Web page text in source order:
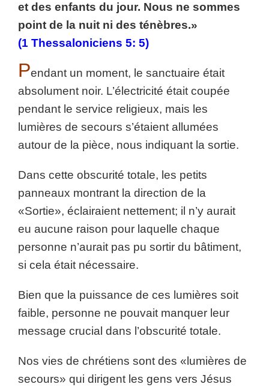
et des enfants du jour. Nous ne sommes
point de la nuit ni des ténèbres.»
(1 Thessaloniciens 5: 5)
Pendant un moment, le sanctuaire était
absolument noir. L’électricité était coupée
pendant le service religieux, mais les
lumières de secours s’étaient allumées
autour de la pièce, nous indiquant la sortie.
Dans cette obscurité totale, les petits
panneaux montrant la direction de la
«Sortie», éclairaient nettement; il n’y aurait
eu aucune raison pour laquelle chaque
personne n’aurait pas pu sortir du bâtiment,
si cela était nécessaire.
Bien que la puissance de ces lumières soit
faible, personne ne pouvait manquer leur
message crucial dans l’obscurité totale.
Nos vies de chrétiens sont des «lumières de
secours» qui dirigent les gens vers Jésus